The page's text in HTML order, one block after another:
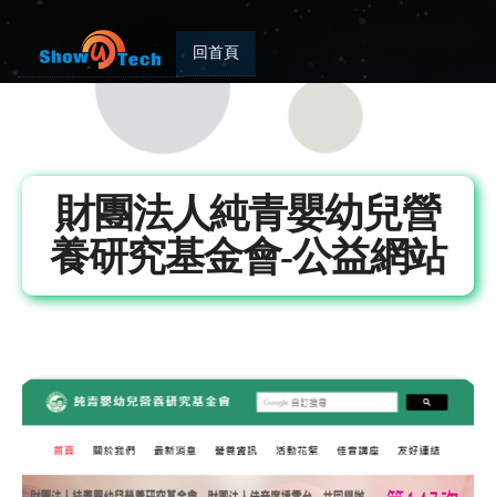
回首頁
財團法人純青嬰幼兒營
養研究基金會-公益網站